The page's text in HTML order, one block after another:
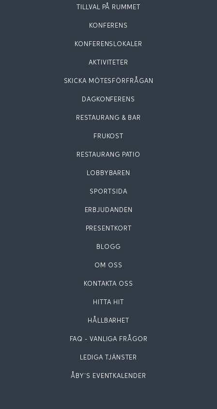
TILLVAL PÅ RUMMET
KONFERENS
KONFERENSLOKALER
AKTIVITETER
SKICKA MÖTESFÖRFRÅGAN
DAGKONFERENS
RESTAURANG & BAR
FRUKOST
RESTAURANG PATIO
LOBBYBAREN
SPORTSIDA
ERBJUDANDEN
PRESENTKORT
BLOGG
OM OSS
KONTAKTA OSS
HITTA HIT
HÅLLBARHET
FAQ - VANLIGA FRÅGOR
LEDIGA TJÄNSTER
ÅBY'S EVENTKALENDER